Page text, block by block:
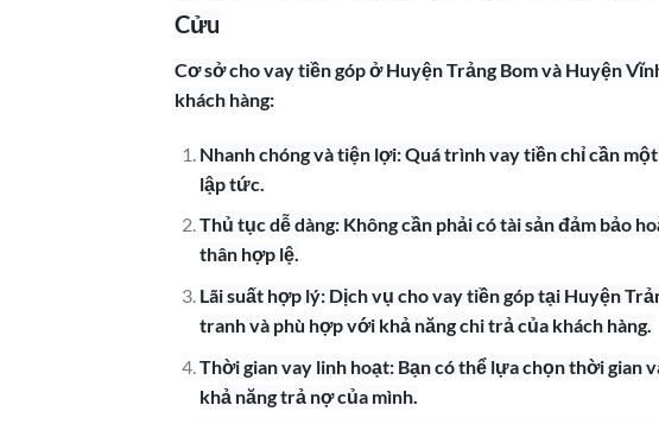
Cửu
Cơ sở cho vay tiền góp ở Huyện Trảng Bom và Huyện
khách hàng:
Nhanh chóng và tiện lợi: Quá trình vay tiền chỉ cần
lập tức.
Thủ tục dễ dàng: Không cần phải có tài sản đảm bảo
thân hợp lệ.
Lãi suất hợp lý: Dịch vụ cho vay tiền góp tại Huyện
tranh và phù hợp với khả năng chi trả của khách hàng.
Thời gian vay linh hoạt: Bạn có thể lựa chọn thời gian
khả năng trả nợ của mình.